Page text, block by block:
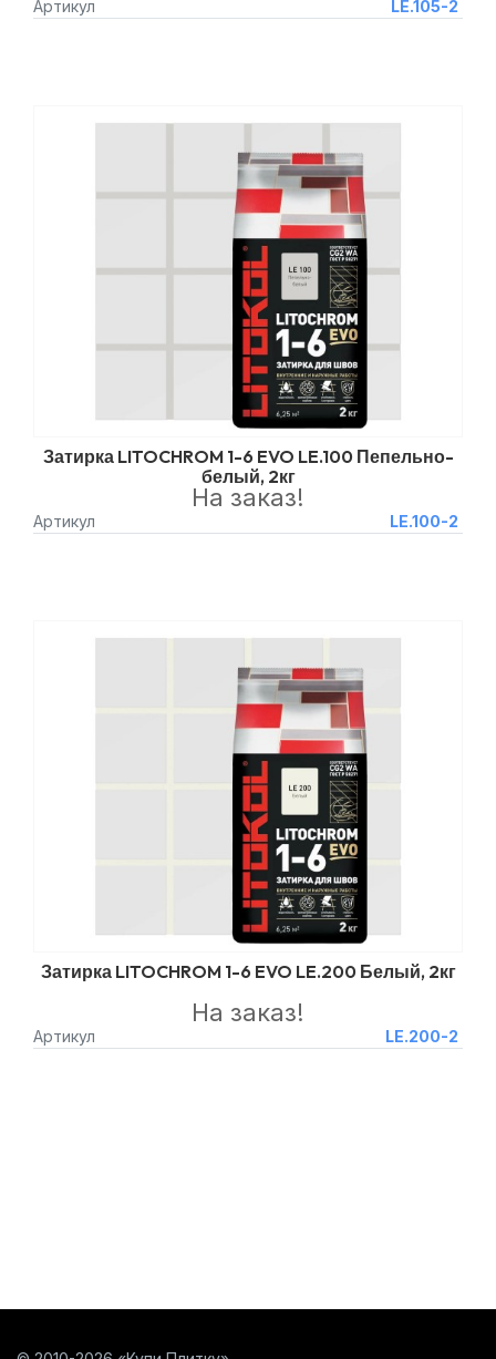
Артикул LE.105-2
Затирка LITOCHROM 1-6 EVO LE.100 Пепельно-
белый, 2кг
Артикул LE.100-2
На заказ!
Затирка LITOCHROM 1-6 EVO LE.200 Белый, 2кг
Артикул LE.200-2
На заказ!